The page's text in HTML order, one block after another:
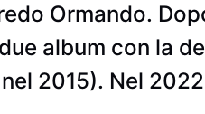
Ormando.
album con la
2015). Nel 2022